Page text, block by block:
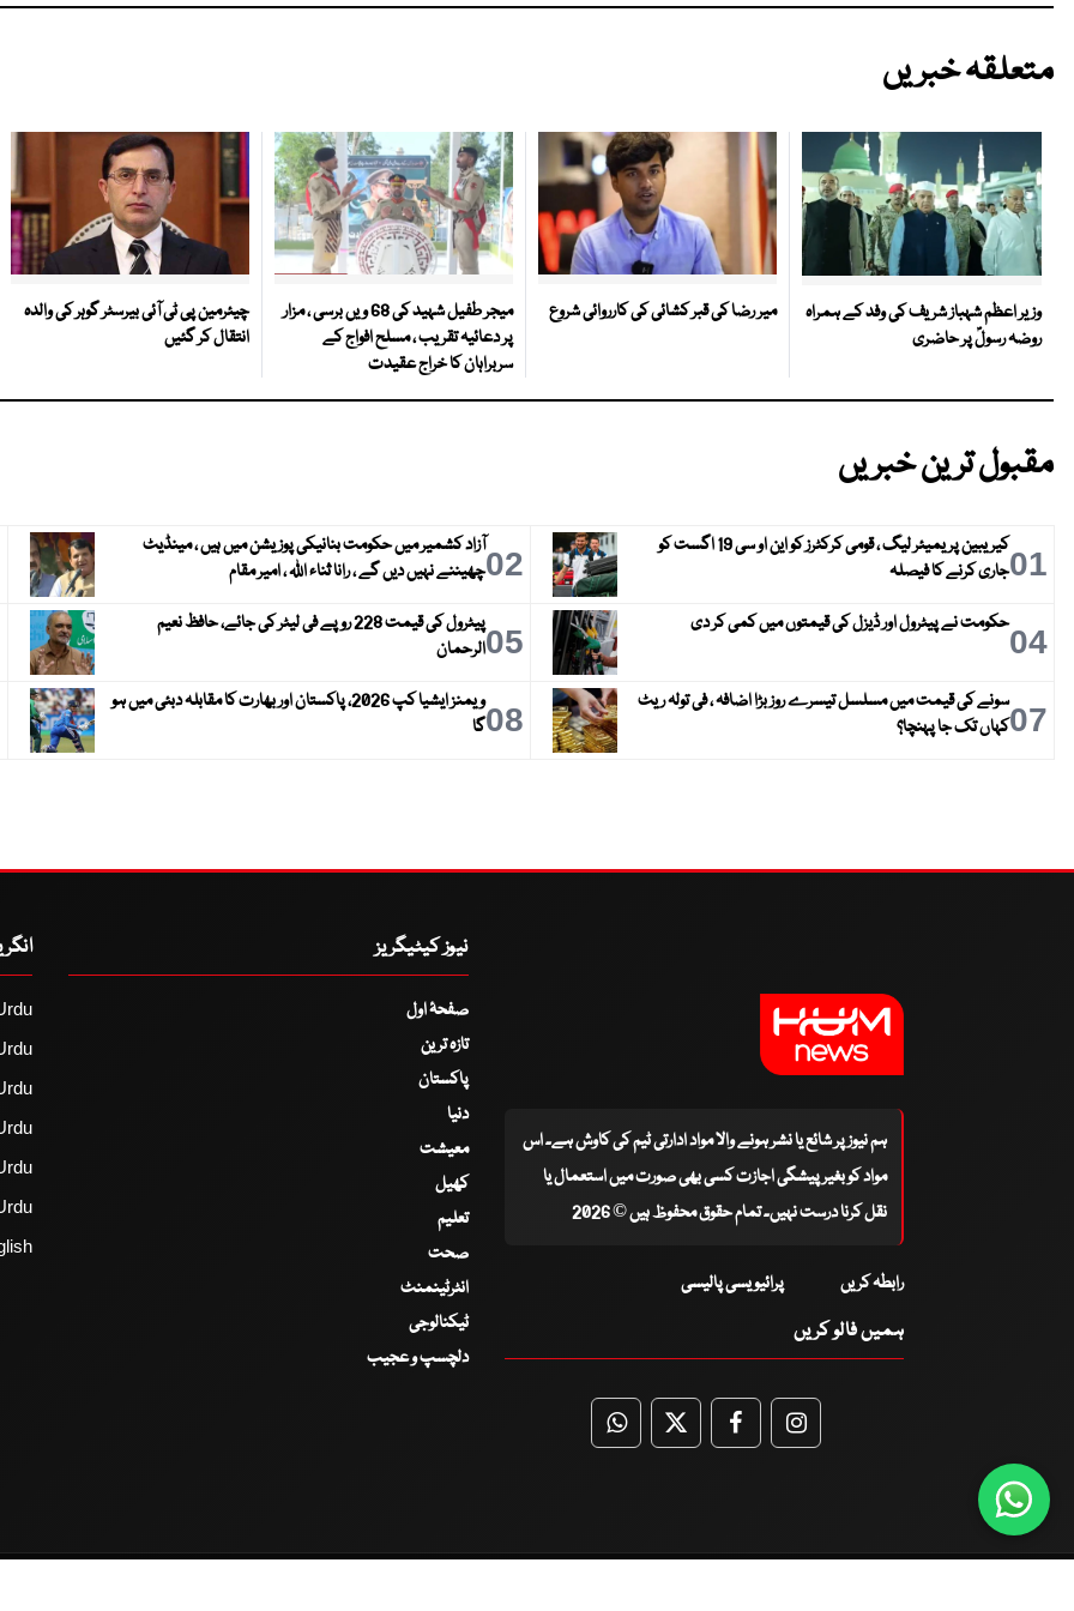
متعلقہ خبریں
وزیر اعظم شہباز شریف کی وفد کے ہمراہ
روضہ رسولؐ پر حاضری
میر رضا کی قبر کشائی کی کارروائی شروع
میجر طفیل شہید کی 68 ویں برسی ، مزار
پر دعائیہ تقریب ، مسلح افواج کے
سربراہان کا خراج عقیدت
چیئرمین پی ٹی آئی بیرسٹر گوہر کی والدہ
انتقال کر گئیں
مقبول ترین خبریں
01
کیریبین پریمیئر لیگ ، قومی کرکٹرز کو این او سی 19 اگست کو
جاری کرنے کا فیصلہ
02آزاد کشمیر میں حکومت بنانیکی پوزیشن میں ہیں ، مینڈیٹ
چھیننے نہیں دیں گے ، رانا ثناء اللہ ، امیر مقام
04حکومت نے پیٹرول اور ڈیزل کی قیمتوں میں کمی کر دی 05
پیٹرول کی قیمت 228 روپے فی لیٹر کی جائے، حافظ نعیم
الرحمان
07سونے کی قیمت میں مسلسل تیسرے روز بڑا اضافہ ، فی تولہ ریٹ
کہاں تک جا پہنچا؟
08
ویمنز ایشیا کپ 2026، پاکستان اور بھارت کا مقابلہ دبئی میں ہو
گا
ہم نیوز پر شائع یا نشر ہونے والا مواد ادارتی ٹیم کی کاوش ہے۔ اس
مواد کو بغیر پیشگی اجازت کسی بھی صورت میں استعمال یا
نقل کرنا درست نہیں۔ تمام حقوق محفوظ ہیں © 2026
رابطہ کریں پرائیویسی پالیسی
ہمیں فالو کریں
WhatsApp
TwitterFacebookFacebook
نیوز کیٹیگریز
صفحۂ اول
تازہ ترین
پاکستان
دنیا
معیشت
کھیل
تعلیم
صحت
انٹرٹینمنٹ
ٹیکنالوجی
دلچسپ و عجیب